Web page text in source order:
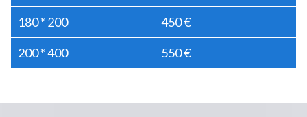
180 * 200 450 €
200 * 400 550 €